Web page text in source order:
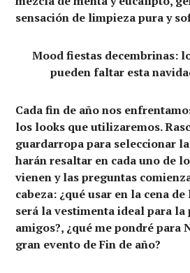
sensación de limpieza pura y
Mood fiestas decembrinas:
pueden faltar esta
Cada fin de año nos
los looks que utilizaremos.
guardarropa para seleccionar
harán resaltar en cada uno de
vienen y las preguntas
cabeza: ¿qué usar en la cena
será la vestimenta ideal para la
amigos?, ¿qué me pondré para
gran evento de Fin de año?